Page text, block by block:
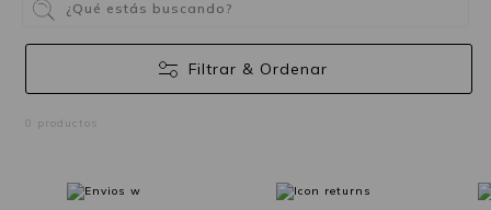
¿Qué estás buscando?
Filtrar & Ordenar
0 productos